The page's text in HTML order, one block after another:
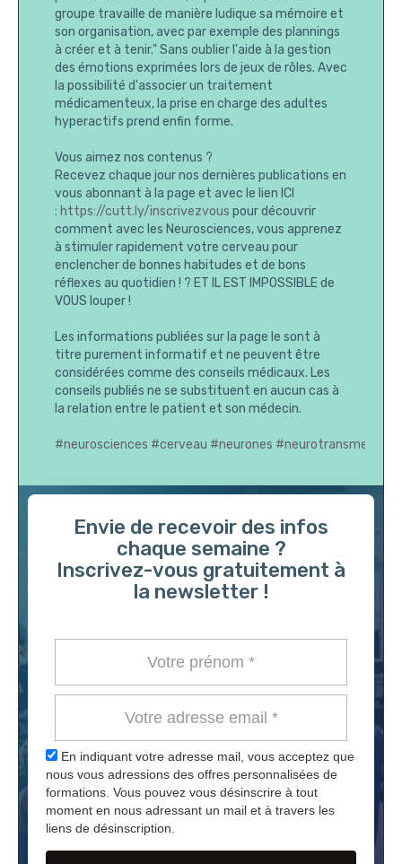
groupe travaille de manière ludique sa mémoire et
son organisation, avec par exemple des plannings
à créer et à tenir." Sans oublier l'aide à la gestion
des émotions exprimées lors de jeux de rôles. Avec
la possibilité d'associer un traitement
médicamenteux, la prise en charge des adultes
hyperactifs prend enfin forme.
Vous aimez nos contenus ?
Recevez chaque jour nos dernières publications en
vous abonnant à la page et avec le lien ICI
: https://cutt.ly/inscrivezvous pour découvrir
comment avec les Neurosciences, vous apprenez
à stimuler rapidement votre cerveau pour
enclencher de bonnes habitudes et de bons
réflexes au quotidien ! ? ET IL EST IMPOSSIBLE de
VOUS louper !
Les informations publiées sur la page le sont à
titre purement informatif et ne peuvent être
considérées comme des conseils médicaux. Les
conseils publiés ne se substituent en aucun cas à
la relation entre le patient et son médecin.
#neurosciences #cerveau #neurones
Envie de recevoir des infos
chaque semaine ?
Inscrivez-vous gratuitement à
la newsletter !
En indiquant votre adresse mail, vous acceptez que
nous vous adressions des offres personnalisées de
formations. Vous pouvez vous désinscrire à tout
moment en nous adressant un mail et à travers les
liens de désinscription.